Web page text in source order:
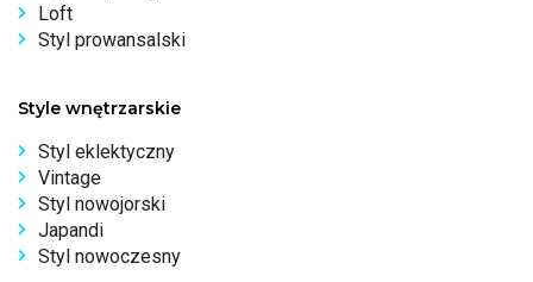
Loft
Styl prowansalski
Style wnętrzarskie
Styl eklektyczny
Vintage
Styl nowojorski
Japandi
Styl nowoczesny